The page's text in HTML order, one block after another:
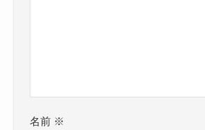
名前 ※